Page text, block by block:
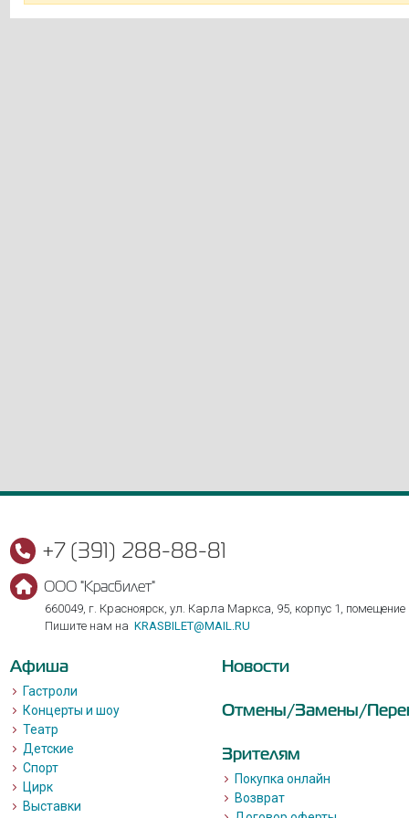
+7 (391) 288-88-81
ООО "Красбилет"
660049, г. Красноярск, ул. Карла Маркса, 95, корпус 1, помещение
Пишите нам на KRASBILET@MAIL.RU
Афиша
Гастроли
Концерты и шоу
Театр
Детские
Спорт
Цирк
Выставки
Новости
Отмены/Замены/
Зрителям
Покупка онлайн
Возврат